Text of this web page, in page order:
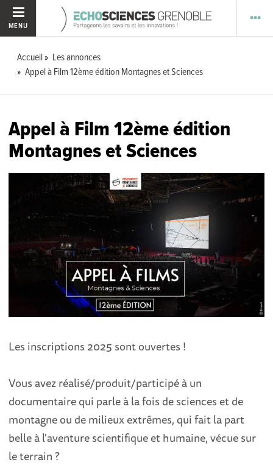
MENU
Accueil
Les annonces
Appel à Film 12ème édition Montagnes et Sciences
Appel à Film 12ème édition
Montagnes et Sciences
Les inscriptions 2025 sont ouvertes !
Vous avez réalisé/produit/participé à un
documentaire qui parle à la fois de sciences et de
montagne ou de milieux extrêmes, qui fait la part
belle à l'aventure scientifique et humaine, vécue sur
le terrain ?